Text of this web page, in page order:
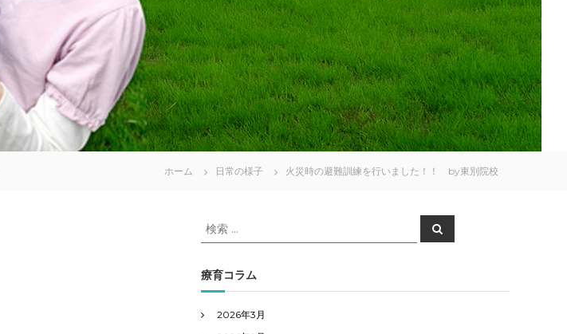
ホーム 日常の様子 火災時の避難訓練を行いました！！ by東別院校
検
索
象
:
検
索
療育コラム
2026年3月